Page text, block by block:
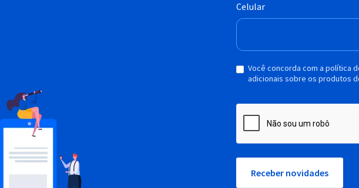
Celular
Você concorda com a política
adicionais sobre os produtos
Receber novidades